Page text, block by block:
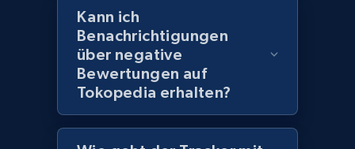
price, Currency, Stock, and more.
991+ 164+ Jetzt anfangen
Lazada - Products - Discover products by
Kann ich
Benachrichtigungen
über negative
Bewertungen auf
Tokopedia erhalten?